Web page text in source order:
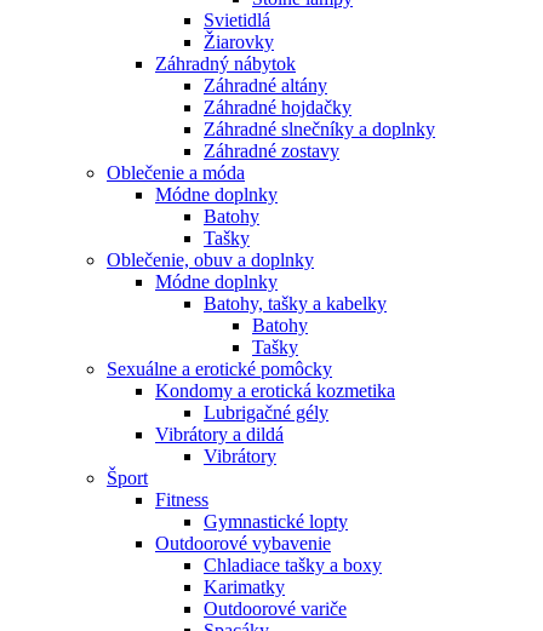
Svietidlá
Žiarovky
Záhradný nábytok
Záhradné altány
Záhradné hojdačky
Záhradné slnečníky a doplnky
Záhradné zostavy
Oblečenie a móda
Módne doplnky
Batohy
Tašky
Oblečenie, obuv a doplnky
Módne doplnky
Batohy, tašky a kabelky
Batohy
Tašky
Sexuálne a erotické pomôcky
Kondomy a erotická kozmetika
Lubrigačné gély
Vibrátory a dildá
Vibrátory
Šport
Fitness
Gymnastické lopty
Outdoorové vybavenie
Chladiace tašky a boxy
Karimatky
Outdoorové variče